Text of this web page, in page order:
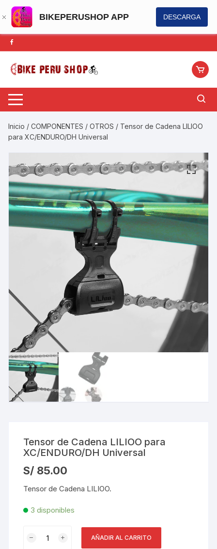
BIKEPERUSHOP APP DESCARGA
Saltar
al
contenido
Inicio /COMPONENTES /OTROS / Tensor de Cadena LILIOO
para XC/ENDURO/DH Universal
Tensor de Cadena LILIOO para
XC/ENDURO/DH Universal
S/ 85.00
Tensor de Cadena LILIOO.
3 disponibles
AÑADIR AL CARRITO